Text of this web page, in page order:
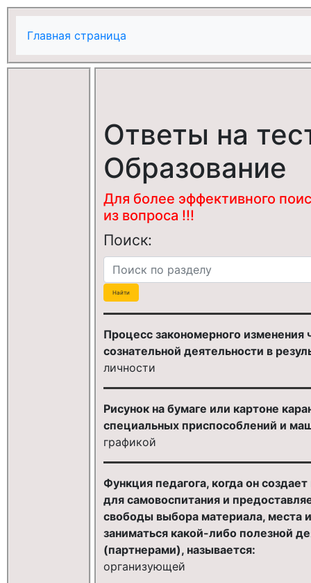
Главная страница
Ответы на
Образование
Для более эффективного
из вопроса !!!
Поиск:
Процесс закономерного изменения
сознательной деятельности в
личности
Рисунок на бумаге или картоне
специальных приспособлений и
графикой
Функция педагога, когда он
для самовоспитания и
свободы выбора материала, места
заниматься какой-либо полезной
(партнерами), называется:
организующей